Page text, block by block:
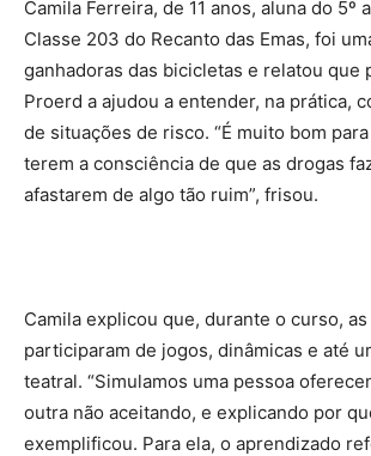
Camila Ferreira, de 11 anos, aluna do 5º
Classe 203 do Recanto das Emas, foi
ganhadoras das bicicletas e relatou que
Proerd a ajudou a entender, na prática,
de situações de risco. “É muito bom
terem a consciência de que as drogas
afastarem de algo tão ruim”, frisou.
Camila explicou que, durante o curso,
participaram de jogos, dinâmicas e até
teatral. “Simulamos uma pessoa
outra não aceitando, e explicando por
exemplificou. Para ela, o aprendizado